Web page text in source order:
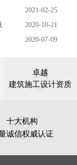
2021-02-25
2020-10-21
2020-07-09
卓越
建筑施工设计资质
十大机构
诚信权威认证